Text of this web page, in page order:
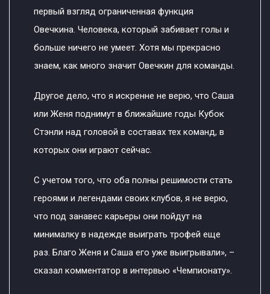
первый взгляд ограниченная функция
Овечкина. Человека, который забивает голы и
больше ничего не умеет. Хотя мы прекрасно
знаем, как много значит Овечкин для команды.
Другое дело, что я искренне не верю, что Саша
или Женя поднимут в ближайшие годы Кубок
Стэнли над головой в составах тех команд, в
которых они играют сейчас.
С учетом того, что оба полны решимости стать
героями и легендами своих клубов, я не верю,
что под занавес карьеры они пойдут на
минималку в надежде выиграть трофей еще
раз. Благо Женя и Саша его уже выигрывали», –
сказал комментатор в интервью «Чемпионату».